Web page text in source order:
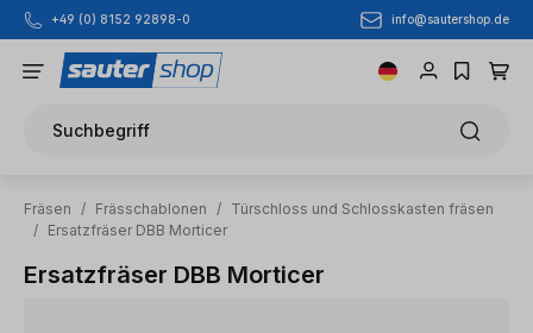
Zum Hauptinhalt springen
+49 (0) 8152 92898-0 info@sautershop.de
Suchbegriff
Fräsen / Frässchablonen / Türschloss und Schlosskasten fräsen
/ Ersatzfräser DBB Morticer
Ersatzfräser DBB Morticer